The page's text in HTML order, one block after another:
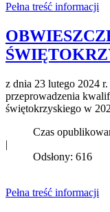
Pełna treść informacji
z dnia 23 lutego 2024
przeprowadzenia
świętokrzyskiego w
Czas
|
Odsłony: 616
Pełna treść informacji